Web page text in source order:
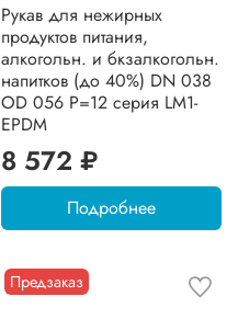
Рукав для нежирных
продуктов питания,
алкогольн. и бкзалкогольн.
напитков (до 40%) DN 038
OD 056 Р=12 серия LM1-
EPDM
8 572 ₽
Подробнее
Предзаказ